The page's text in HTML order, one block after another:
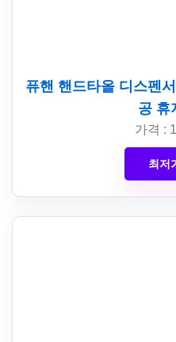
퓨핸 핸드타올 디스펜
공 휴
가격 :
최저